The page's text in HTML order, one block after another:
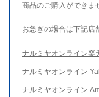
商品のご購入ができま
お急ぎの場合は下記店
ナルミヤオンライン楽
ナルミヤオンライン
ナルミヤオンライン